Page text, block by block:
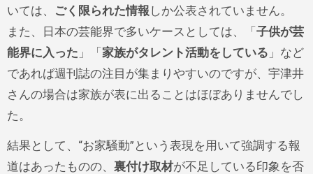
いては、
ごく限られた情報 しか公表されていません。
また、日本の芸能界で多いケースとしては、「子供が芸
能界に入った 」「家族がタレント活動をしている 」など
であれば週刊誌の注目が集まりやすいのですが、宇津井
さんの場合は家族が表に出ることはほぼありませんでし
た。
結果として、“お家騒動”という表現を用いて強調する報
道はあったものの、 裏付け取材が不足している印象を否